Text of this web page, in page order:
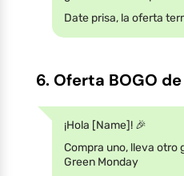
Date prisa, la oferta
6. Oferta BOGO
¡Hola [Name]! 🎉
Compra uno, lleva otro
Green Monday